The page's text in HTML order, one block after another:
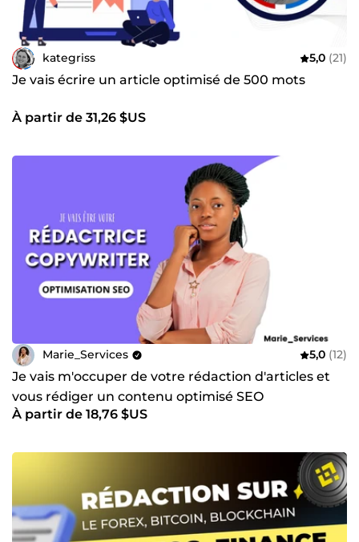
kategriss 5,0 (21)
Je vais écrire un article optimisé de 500 mots
À partir de 31,26 $US
Marie_Services 5,0 (12)
Je vais m'occuper de votre rédaction d'articles et
vous rédiger un contenu optimisé SEO
À partir de 18,76 $US